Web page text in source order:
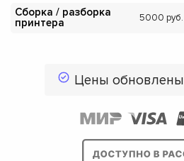
Сборка / разборка
принтера
5000
Цены обновлены